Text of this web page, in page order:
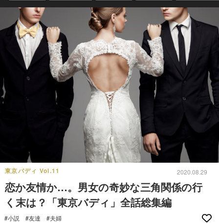
東京バディ Vol.11 2020.08.29
恋か友情か…。男女の奇妙な三角関係の行
く末は？「東京バディ」全話総集編
#小説 #友達 #夫婦